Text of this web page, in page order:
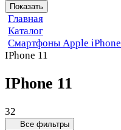
Показать
Главная
Каталог
Смартфоны Apple iPhone
IPhone 11
IPhone 11
32
Все фильтры